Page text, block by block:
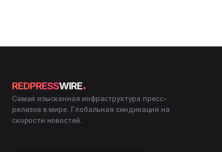
REDPRESSWIRE.
Самая изысканная инфраструктура пресс-
релизов в мире. Глобальная синдикация на
скорости новостей.